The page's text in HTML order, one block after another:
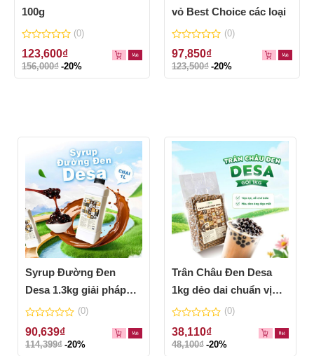
100g
0
out
of
(0)
123,600₫
156,000₫ -20%
vỏ Best Choice các loại
0
out
of
(0)
97,850₫
123,500₫ -20%
Syrup Đường Đen
Desa 1.3kg giải pháp
pha chế nhanh, chất
lượng cho chủ quán
0
out
of
(0)
90,639₫
114,399₫ -20%
Trân Châu Đen Desa
1kg dẻo dai chuẩn vị
cho ly trà sữa thơm
ngon
0
out
of
(0)
38,110₫
48,100₫ -20%